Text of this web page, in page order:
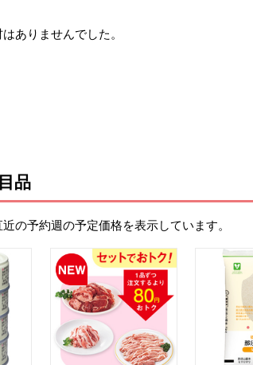
ありませんでした。
品
の予約週の予定価格を表示しています。